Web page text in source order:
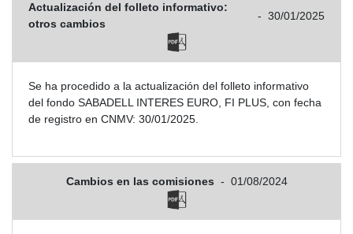
Actualización del folleto informativo:
otros cambios
- 30/01/2025
Se ha procedido a la actualización del folleto informativo
del fondo SABADELL INTERES EURO, FI PLUS, con fecha
de registro en CNMV: 30/01/2025.
Cambios en las comisiones - 01/08/2024